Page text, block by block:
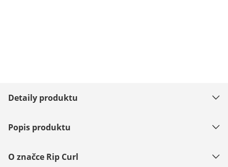
Detaily produktu
Popis produktu
O značce Rip Curl